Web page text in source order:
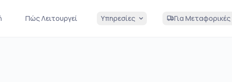
Πώς Λειτουργεί Υπηρεσίες Για Μεταφορικές